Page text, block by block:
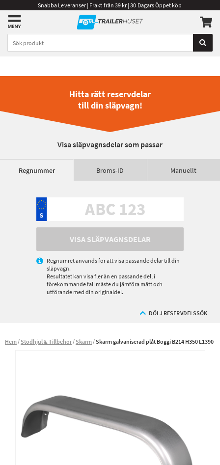
Snabba Leveranser | Frakt från 39 kr | 30 Dagars Öppet köp
Hitta rätt reservdelar
till din släpvagn!
Visa släpvagnsdelar som passar
Regnummer Broms-ID Manuellt
VISA SLÄPVAGNSDELAR
Regnumret används för att visa passande delar till din
släpvagn.
Resultatet kan visa fler än en passande del, i
förekommande fall måste du jämföra mått och
utförande med din originaldel.
DÖLJ RESERVDELSSÖK
Hem Stödhjul & Tillbehör Skärm Skärm galvaniserad plåt Boggi B214 H350 L1390